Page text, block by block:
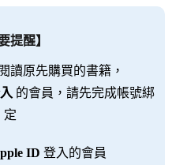
提醒】
讀原先購買的書籍，
的會員，請先完成帳號綁
定
ID 登入的會員